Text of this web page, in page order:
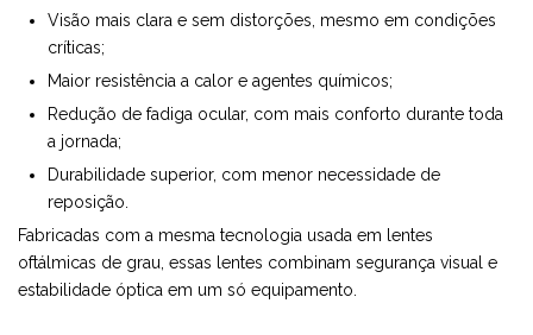
Visão mais clara e sem distorções, mesmo em condições
críticas;
Maior resistência a calor e agentes químicos;
Redução de fadiga ocular, com mais conforto durante toda
a jornada;
Durabilidade superior, com menor necessidade de
reposição.
Fabricadas com a mesma tecnologia usada em lentes
oftálmicas de grau, essas lentes combinam segurança visual e
estabilidade óptica em um só equipamento.